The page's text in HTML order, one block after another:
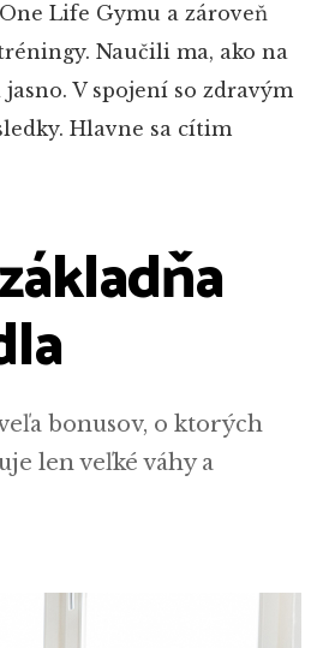
Life Gymu a zároveň
Naučili ma, ako na
V spojení so zdravým
Hlavne sa cítim
bonusov, o ktorých
len veľké váhy a